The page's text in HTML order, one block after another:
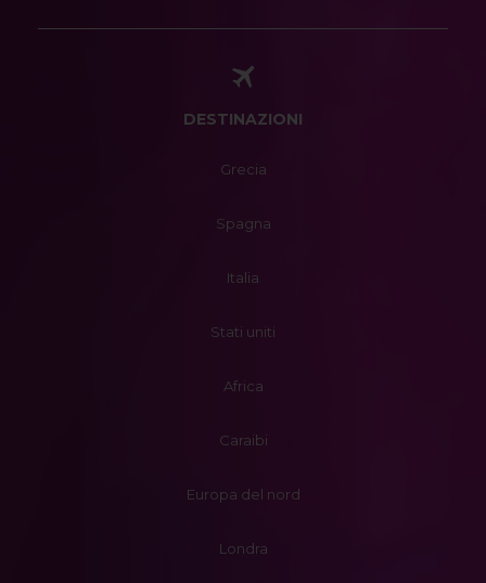
DESTINAZIONI
Grecia
Spagna
Italia
Stati uniti
Africa
Caraibi
Europa del nord
Londra